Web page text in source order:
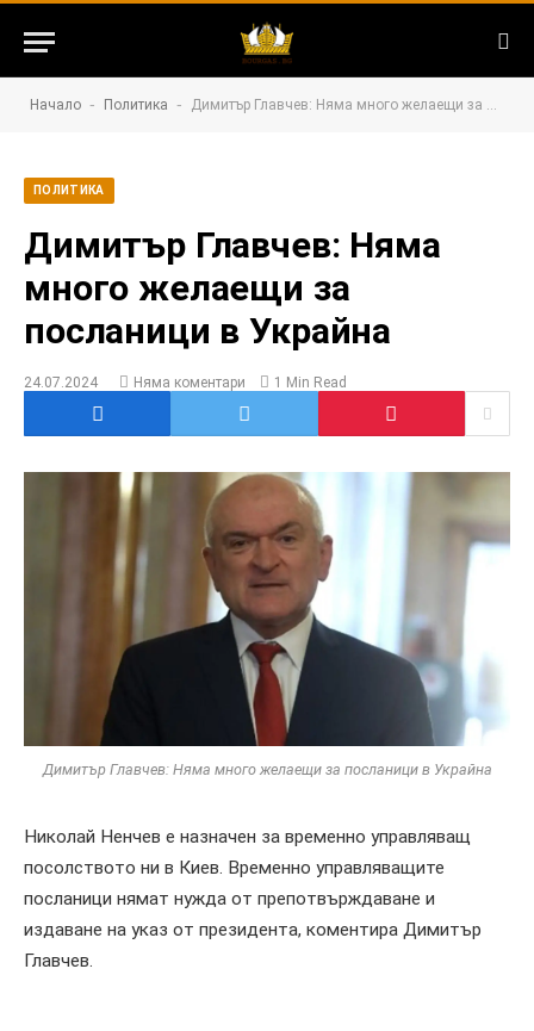
Начало - Политика - Димитър Главчев: Няма много желаещи за посланици в Украйна
ПОЛИТИКА
Димитър Главчев: Няма
много желаещи за
посланици в Украйна
24.07.2024 Няма коментари 1 Min Read
Димитър Главчев: Няма много желаещи за посланици в Украйна
Николай Ненчев е назначен за временно управляващ
посолството ни в Киев. Временно управляващите
посланици нямат нужда от препотвърждаване и
издаване на указ от президента, коментира Димитър
Главчев.